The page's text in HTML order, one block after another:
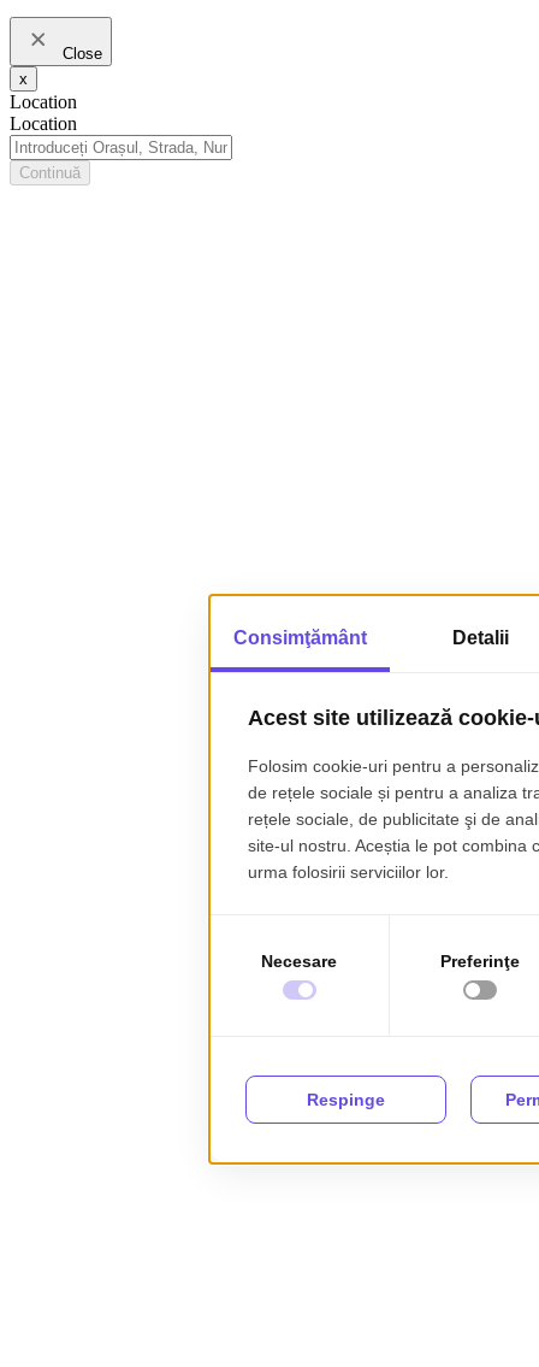
Close
x
Location
Location
Continuă